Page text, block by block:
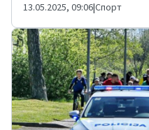
13.05.2025, 09:06|Спорт